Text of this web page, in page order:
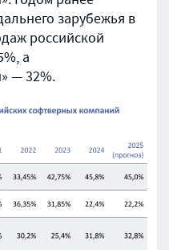
зарубежья в
российской
а
— 32%.